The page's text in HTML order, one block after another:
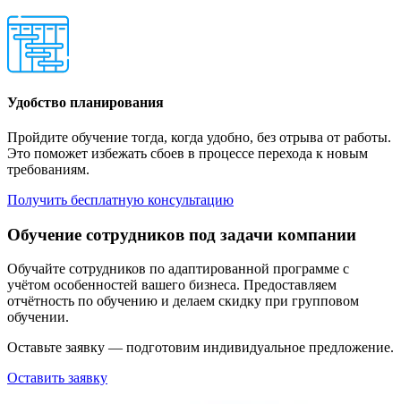
Удобство планирования
Пройдите обучение тогда, когда удобно, без отрыва от работы.
Это поможет избежать сбоев в процессе перехода к новым
требованиям.
Получить бесплатную консультацию
Обучение сотрудников под задачи компании
Обучайте сотрудников по адаптированной программе с
учётом особенностей вашего бизнеса. Предоставляем
отчётность по обучению и делаем скидку при групповом
обучении.
Оставьте заявку — подготовим индивидуальное предложение.
Оставить заявку